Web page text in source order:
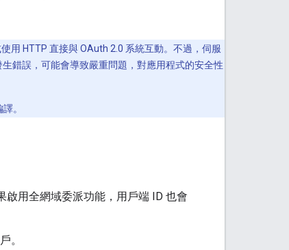
用 HTTP 直接與 OAuth 2.0 系統互動。不過，伺服
錯誤，可能會導致嚴重問題，對應用程式的安全性
。
啟用全網域委派功能，用戶端 ID 也會
。